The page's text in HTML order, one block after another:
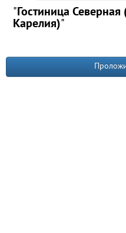
"Гостиница Северная
Карелия)"